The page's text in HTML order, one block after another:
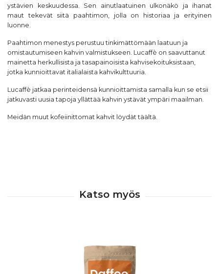
ystävien keskuudessa. Sen ainutlaatuinen ulkonäkö ja ihanat
maut tekevät siitä paahtimon, jolla on historiaa ja erityinen
luonne.
Paahtimon menestys perustuu tinkimättömään laatuun ja
omistautumiseen kahvin valmistukseen. Lucaffè on saavuttanut
mainetta herkullisista ja tasapainoisista kahvisekoituksistaan,
jotka kunnioittavat italialaista kahvikulttuuria.
Lucaffè jatkaa perinteidensä kunnioittamista samalla kun se etsii
jatkuvasti uusia tapoja yllättää kahvin ystävät ympäri maailman.
Meidän muut kofeiinittomat kahvit löydät täältä.